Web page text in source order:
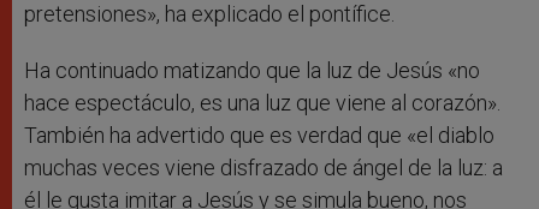
pretensiones», ha explicado el pontífice.
Ha continuado matizando que la luz de Jesús «no
hace espectáculo, es una luz que viene al corazón».
También ha advertido que es verdad que «el diablo
muchas veces viene disfrazado de ángel de la luz: a
él le gusta imitar a Jesús y se simula bueno, nos